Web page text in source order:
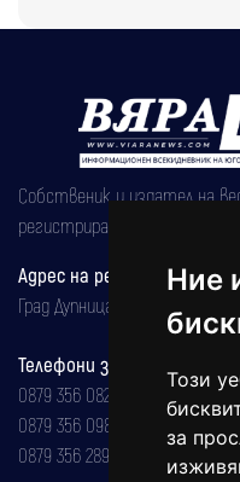
Ние
Този
за
Собственик и издател на
регистрирана на 08.05.2002
Адрес на редакцията
Град Дупница, ул.''Христо
Телефони за реклама и
0879 356 082
0879 356 098
0879 356 289